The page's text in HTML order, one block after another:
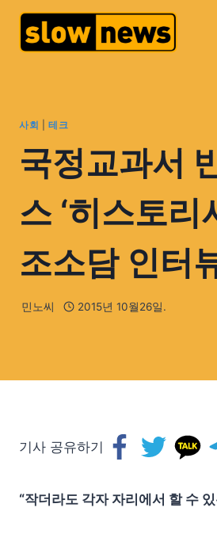
사회 테크
국정교과서
스 ‘히스토리
조소담 인터
민노씨 2015년 10월26일.
기사 공유하기
“작더라도 각자 자리에서 할 수